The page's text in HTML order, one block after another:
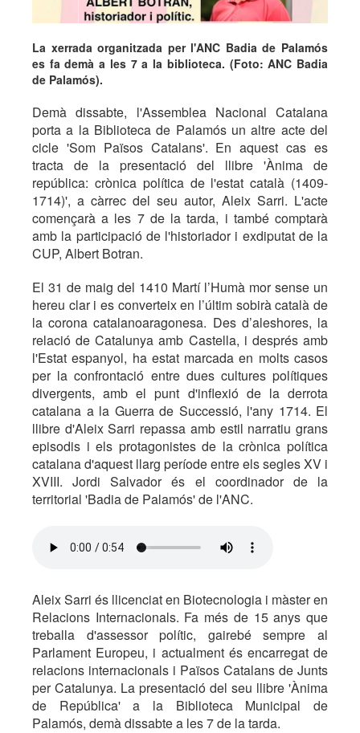
La xerrada organitzada per l'ANC Badia de Palamós
es fa demà a les 7 a la biblioteca. (Foto: ANC Badia
de Palamós).
Demà dissabte, l'Assemblea Nacional Catalana
porta a la Biblioteca de Palamós un altre acte del
cicle 'Som Països Catalans'. En aquest cas es
tracta de la presentació del llibre 'Ànima de
república: crònica política de l'estat català (1409-
1714)', a càrrec del seu autor, Aleix Sarri. L'acte
començarà a les 7 de la tarda, i també comptarà
amb la participació de l'historiador i exdiputat de la
CUP, Albert Botran.
El 31 de maig del 1410 Martí l’Humà mor sense un
hereu clar i es converteix en l’últim sobirà català de
la corona catalanoaragonesa. Des d’aleshores, la
relació de Catalunya amb Castella, i després amb
l'Estat espanyol, ha estat marcada en molts casos
per la confrontació entre dues cultures polítiques
divergents, amb el punt d'inflexió de la derrota
catalana a la Guerra de Successió, l'any 1714. El
llibre d'Aleix Sarri repassa amb estil narratiu grans
episodis i els protagonistes de la crònica política
catalana d'aquest llarg període entre els segles XV i
XVIII. Jordi Salvador és el coordinador de la
territorial 'Badia de Palamós' de l'ANC.
Aleix Sarri és llicenciat en Biotecnologia i màster en
Relacions Internacionals. Fa més de 15 anys que
treballa d'assessor polític, gairebé sempre al
Parlament Europeu, i actualment és encarregat de
relacions internacionals i Països Catalans de Junts
per Catalunya. La presentació del seu llibre 'Ànima
de República' a la Biblioteca Municipal de
Palamós, demà dissabte a les 7 de la tarda.